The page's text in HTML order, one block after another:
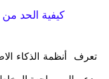
كيفية الحد
تعرف أنظمة الذكاء